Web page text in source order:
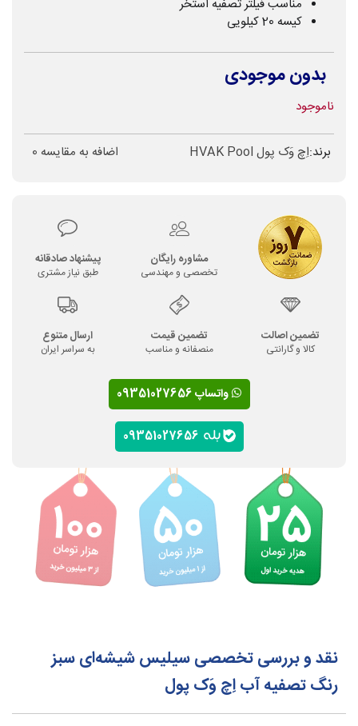
مناسب فیلتر تصفیه استخر
کیسه 20 کیلویی
بدون موجودی
ناموجود
برند:اِچ وَک پول HVAK Pool اضافه به مقایسه 0
مشاوره رایگان
تخصصی و مهندسی
پیشنهاد صادقانه
طبق نیاز مشتری
تضمین اصالت
کالا و گارانتی
تضمین قیمت
منصفانه و مناسب
ارسال متنوع
به سراسر ایران
واتساپ 09351027656
نقد و بررسی تخصصی سیلیس شیشه‌ای سبز
رنگ تصفیه آب اِچ وَک پول